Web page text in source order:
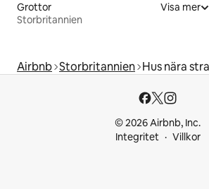
Grottor
Storbritannien
Visa mer
Airbnb Storbritannien Hus nära
© 2026 Airbnb, Inc.
Integritet
Villkor